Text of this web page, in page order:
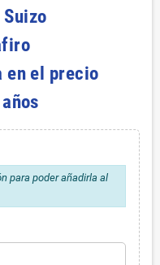
en el precio
para poder añadirla al